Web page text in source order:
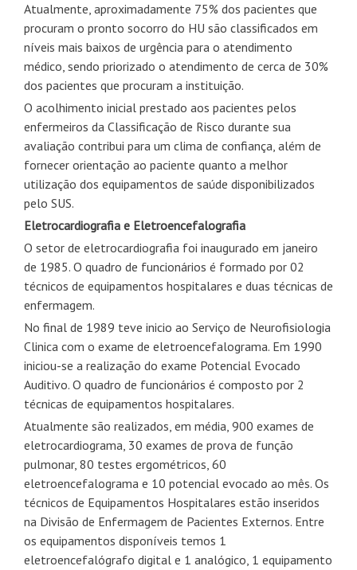
Atualmente, aproximadamente 75% dos pacientes que
procuram o pronto socorro do HU são classificados em
níveis mais baixos de urgência para o atendimento
médico, sendo priorizado o atendimento de cerca de 30%
dos pacientes que procuram a instituição.
O acolhimento inicial prestado aos pacientes pelos
enfermeiros da Classificação de Risco durante sua
avaliação contribui para um clima de confiança, além de
fornecer orientação ao paciente quanto a melhor
utilização dos equipamentos de saúde disponibilizados
pelo SUS.
Eletrocardiografia e Eletroencefalografia
O setor de eletrocardiografia foi inaugurado em janeiro
de 1985. O quadro de funcionários é formado por 02
técnicos de equipamentos hospitalares e duas técnicas de
enfermagem.
No final de 1989 teve inicio ao Serviço de Neurofisiologia
Clinica com o exame de eletroencefalograma. Em 1990
iniciou-se a realização do exame Potencial Evocado
Auditivo. O quadro de funcionários é composto por 2
técnicas de equipamentos hospitalares.
Atualmente são realizados, em média, 900 exames de
eletrocardiograma, 30 exames de prova de função
pulmonar, 80 testes ergométricos, 60
eletroencefalograma e 10 potencial evocado ao mês. Os
técnicos de Equipamentos Hospitalares estão inseridos
na Divisão de Enfermagem de Pacientes Externos. Entre
os equipamentos disponíveis temos 1
eletroencefalógrafo digital e 1 analógico, 1 equipamento